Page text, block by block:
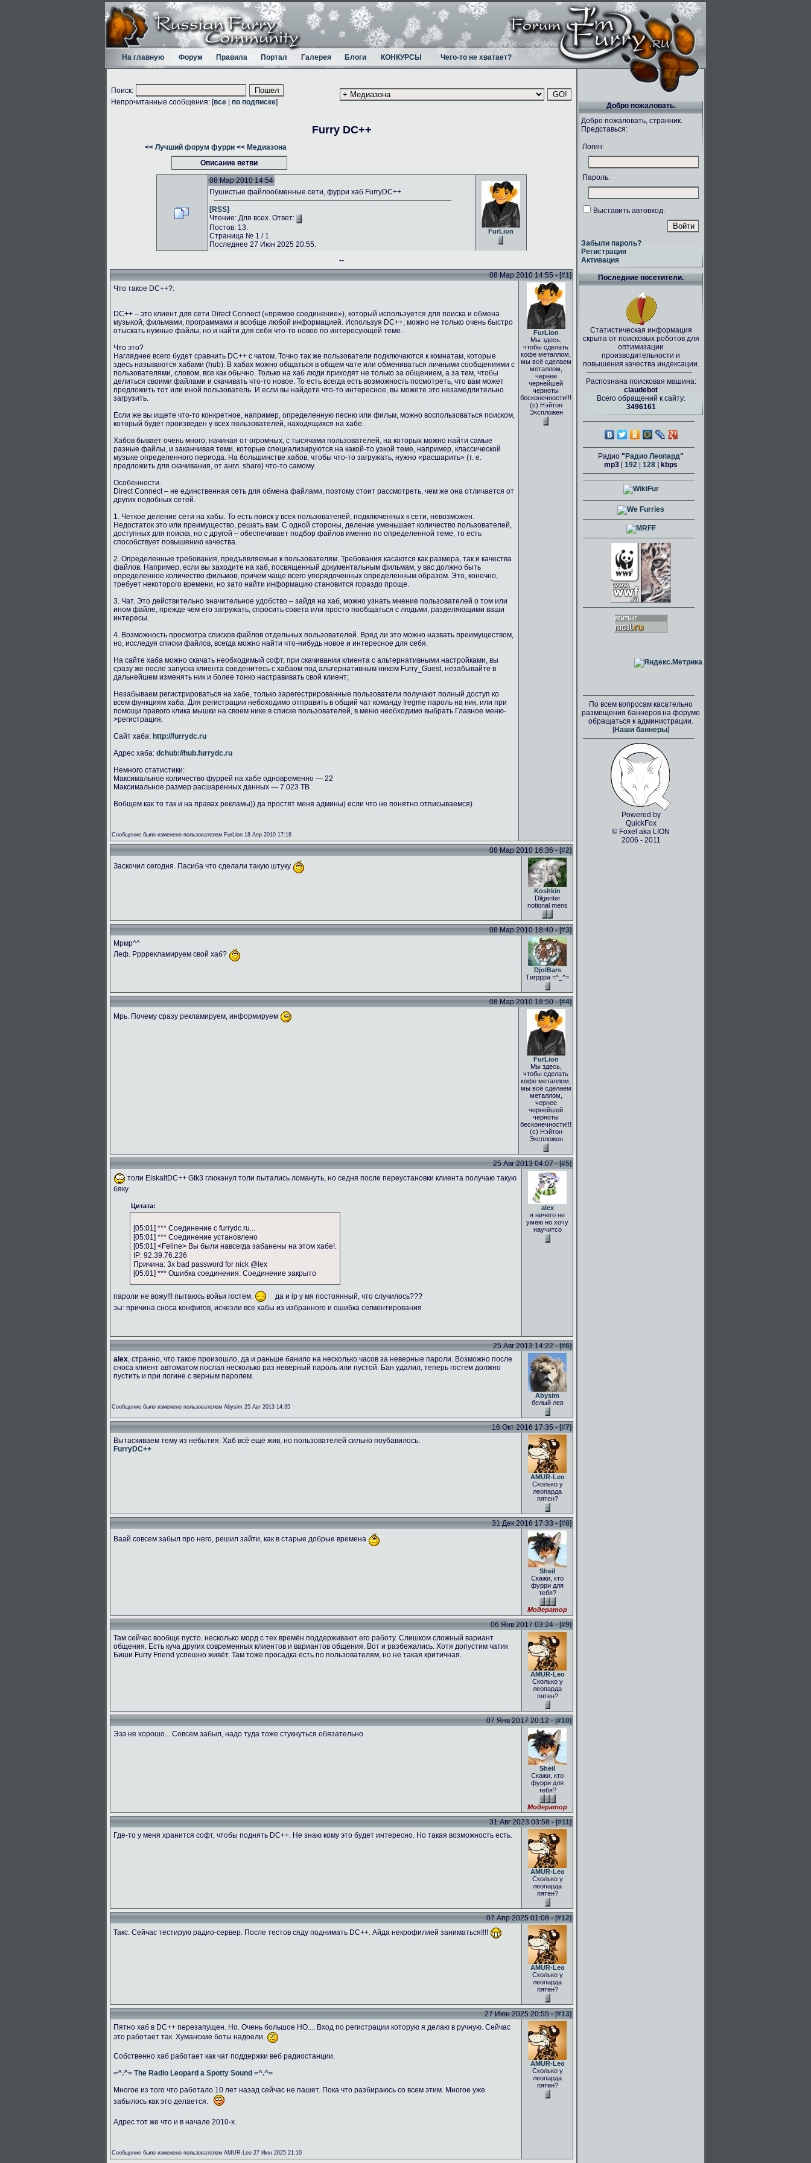
На главную Форум Правила Портал Галерея Блоги КОНКУРСЫ Чего-то не хватает?
Поиск:
Непрочитанные сообщения: [все по подписке]
Furry DC++
<< Лучший форум фурри << Медиазона
Описание ветви
08 Мар 2010 14:54
FurLion
Пушистые файлообменные сети, фурри хаб FurryDC++
[RSS]
Чтение: Для всех. Ответ:
.
Постов: 13.
Страница № 1 / 1.
Последнее 27 Июн 2025 20:55.
--
08 Мар 2010 14:55 - [#1]
Что такое DC++?:
DC++ – это клиент для сети Direct Connect («прямое соединение»), который используется для поиска и обмена
музыкой, фильмами, программами и вообще любой информацией. Используя DC++, можно не только очень быстро
отыскать нужные файлы, но и найти для себя что-то новое по интересующей теме.
Что это?
Нагляднее всего будет сравнить DC++ с чатом. Точно так же пользователи подключаются к комнатам, которые
здесь называются хабами (hub). В хабах можно общаться в общем чате или обмениваться личными сообщениями с
пользователями, словом, все как обычно. Только на хаб люди приходят не только за общением, а за тем, чтобы
делиться своими файлами и скачивать что-то новое. То есть всегда есть возможность посмотреть, что вам может
предложить тот или иной пользователь. И если вы найдете что-то интересное, вы можете это незамедлительно
загрузить.
Если же вы ищете что-то конкретное, например, определенную песню или фильм, можно воспользоваться поиском,
который будет произведен у всех пользователей, находящихся на хабе.
Хабов бывает очень много, начиная от огромных, с тысячами пользователей, на которых можно найти самые
разные файлы, и заканчивая теми, которые специализируются на какой-то узкой теме, например, классической
музыке определенного периода. На большинстве хабов, чтобы что-то загружать, нужно «расшарить» (т. е.
предложить для скачивания, от англ. share) что-то самому.
Особенности.
Direct Connect – не единственная сеть для обмена файлами, поэтому стоит рассмотреть, чем же она отличается от
других подобных сетей.
1. Четкое деление сети на хабы. То есть поиск у всех пользователей, подключенных к сети, невозможен.
Недостаток это или преимущество, решать вам. С одной стороны, деление уменьшает количество пользователей,
доступных для поиска, но с другой – обеспечивает подбор файлов именно по определенной теме, то есть
способствует повышению качества.
2. Определенные требования, предъявляемые к пользователям. Требования касаются как размера, так и качества
файлов. Например, если вы заходите на хаб, посвященный документальным фильмам, у вас должно быть
определенное количество фильмов, причем чаще всего упорядоченных определенным образом. Это, конечно,
требует некоторого времени, но зато найти информацию становится гораздо проще.
3. Чат. Это действительно значительное удобство – зайдя на хаб, можно узнать мнение пользователей о том или
ином файле, прежде чем его загружать, спросить совета или просто пообщаться с людьми, разделяющими ваши
интересы.
4. Возможность просмотра списков файлов отдельных пользователей. Вряд ли это можно назвать преимуществом,
но, исследуя списки файлов, всегда можно найти что-нибудь новое и интересное для себя.
На сайте хаба можно скачать необходимый софт, при скачивании клиента с альтернативными настройками, вы
сразу же после запуска клиента соеденитесь с хабаом под альтернативным ником Furry_Guest, незабывайте в
дальнейшем изменять ник и более тонко настравивать свой клиент;
Незабываем регистрироваться на хабе, только зарегестрированные пользователи получают полный доступ ко
всем функциям хаба. Для регистрации небоходимо отправить в общий чат команду !regme пароль на ник, или при
помощи правого клика мышки на своем нике в списке пользователей, в меню необходимо выбрать Главное меню-
>регистрация.
Сайт хаба: http://furrydc.ru
Адрес хаба: dchub://hub.furrydc.ru
Немного статистики:
Максимальное количество фуррей на хабе одновременно — 22
Максимальное размер расшаренных данных — 7.023 TB
Вобщем как то так и на правах рекламы)) да простят меня админы) если что не понятно отписываемся)
Сообщение было изменено пользователем FurLion 18 Апр 2010 17:16
FurLion
Мы здесь,
чтобы сделать
кофе металлом,
мы всё сделаем
металлом,
чернее
чернейшей
черноты
бесконечности!!!
(с) Нэйтон
Экспложен
08 Мар 2010 16:36 - [#2]
Заскочил сегодня. Пасиба что сделали такую штуку
Koshkin
Dilgenter
notional mens
08 Мар 2010 18:40 - [#3]
Мрмр^^
Леф. Ррррекламируем свой хаб?
DjolBars
Тигррра =^_^=
08 Мар 2010 18:50 - [#4]
Мрь. Почему сразу рекламируем, информируем
FurLion
Мы здесь,
чтобы сделать
кофе металлом,
мы всё сделаем
металлом,
чернее
чернейшей
черноты
бесконечности!!!
(с) Нэйтон
Экспложен
25 Авг 2013 04:07 - [#5]
толи EiskaltDC++ Gtk3 глюканул толи пытались ломануть, но седня после переустановки клиента получаю такую
бяку
Цитата:
[05:01] *** Соединение с furrydc.ru...
[05:01] *** Соединение установлено
[05:01] <Feline> Вы были навсегда забанены на этом хабе!.
IP: 92.39.76.236
Причина: 3x bad password for nick @lex
[05:01] *** Ошибка соединения: Соединение закрыто
пароли не вожу!!! пытаюсь войьи гостем.
да и ip у мя постоянный, что случилось???
эы: причина сноса конфигов, исчезли все хабы из избранного и ошибка сегментирования
alex
я ничего не
умею но хочу
научитсо
25 Авг 2013 14:22 - [#6]
alex, странно, что такое произошло, да и раньше банило на несколько часов за неверные пароли. Возможно после
сноса клиент автоматом послал несколько раз неверный пароль или пустой. Бан удалил, теперь гостем должно
пустить и при логине с верным паролем.
Сообщение было изменено пользователем Abysim 25 Авг 2013 14:35
Abysim
белый лев
16 Окт 2016 17:35 - [#7]
Вытаскиваем тему из небытия. Хаб всё ещё жив, но пользователей сильно поубавилось.
FurryDC++
AMUR-Leo
Сколько у
леопарда
пятен?
31 Дек 2016 17:33 - [#8]
Ваай совсем забыл про него, решил зайти, как в старые добрые времена
Sheil
Скажи, кто
фурри для
тебя?
Модератор
06 Янв 2017 03:24 - [#9]
Там сейчас вообще пусто. несколько морд с тех времён поддерживают его работу. Слишком сложный вариант
общения. Есть куча других современных клиентов и вариантов общения. Вот и разбежались. Хотя допустим чатик
Биши Furry Friend успешно живёт. Там тоже просадка есть по пользователям, но не такая критичная.
AMUR-Leo
Сколько у
леопарда
пятен?
07 Янв 2017 20:12 - [#10]
Эээ не хорошо... Совсем забыл, надо туда тоже стукнуться обязательно
Sheil
Скажи, кто
фурри для
тебя?
Модератор
31 Авг 2023 03:58 - [#11]
Где-то у меня хранится софт, чтобы поднять DC++. Не знаю кому это будет интересно. Но такая возможность есть.
AMUR-Leo
Сколько у
леопарда
пятен?
07 Апр 2025 01:08 - [#12]
Такс. Сейчас тестирую радио-сервер. После тестов сяду поднимать DC++. Айда некрофилией заниматься!!!!
AMUR-Leo
Сколько у
леопарда
пятен?
27 Июн 2025 20:55 - [#13]
Пятно хаб в DC++ перезапущен. Но. Очень большое НО.... Вход по регистрации которую я делаю в ручную. Сейчас
это работает так. Хуманские боты надоели.
Собственно хаб работает как чат поддержки веб радиостанции.
=^.^= The Radio Leopard a Spotty Sound =^.^=
Многое из того что работало 10 лет назад сейчас не пашет. Пока что разбираюсь со всем этим. Многое уже
забылось как это делается.
Адрес тот же что и в начале 2010-х.
Сообщение было изменено пользователем AMUR-Leo 27 Июн 2025 21:10
AMUR-Leo
Сколько у
леопарда
пятен?
Добро пожаловать.
Добро пожаловать, странник.
Представься:
Логин:
Пароль:
Выставить автовход.
Забыли пароль?
Регистрация
Активация
Последние посетители.
Статистическая информация
скрыта от поисковых роботов для
оптимизации
производительности и
повышения качества индексации.
Распознана поисковая машина:
claudebot
Всего обращений к сайту:
3496161
Радио " Радио Леопард"
mp3 [192 128 ] kbps
По всем вопросам касательно
размещения баннеров на форуме
обращаться к администрации.
[Наши баннеры]
Powered by
QuickFox
© Foxel aka LION
2006 - 2011